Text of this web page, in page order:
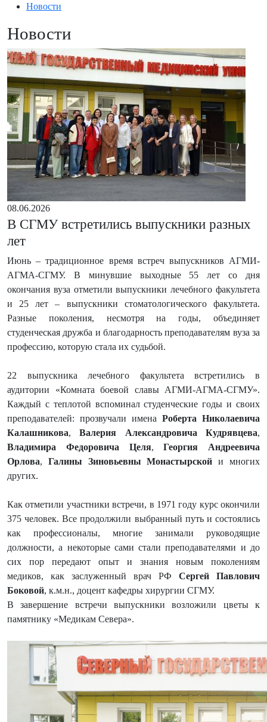
Новости
Новости
08.06.2026
В СГМУ встретились выпускники разных
лет
Июнь – традиционное время встреч выпускников АГМИ-
АГМА-СГМУ. В минувшие выходные 55 лет со дня
окончания вуза отметили выпускники лечебного факультета
и 25 лет – выпускники стоматологического факультета.
Разные поколения, несмотря на годы, объединяет
студенческая дружба и благодарность преподавателям вуза за
профессию, которую стала их судьбой.
22 выпускника лечебного факультета встретились в
аудитории «Комната боевой славы АГМИ-АГМА-СГМУ».
Каждый с теплотой вспоминал студенческие годы и своих
преподавателей: прозвучали имена Роберта Николаевича
Калашникова,Валерия Александровича Кудрявцева,
Владимира Федоровича Целя,Георгия Андреевича
Орлова, Галины Зиновьевны Монастырской и многих
других.
Как отметили участники встречи, в 1971 году курс окончили
375 человек. Все продолжили выбранный путь и состоялись
как профессионалы, многие занимали руководящие
должности, а некоторые сами стали преподавателями и до
сих пор передают опыт и знания новым поколениям
медиков, как заслуженный врач РФ Сергей Павлович
Боковой, к.м.н., доцент кафедры хирургии СГМУ.
В завершение встречи выпускники возложили цветы к
памятнику «Медикам Севера».